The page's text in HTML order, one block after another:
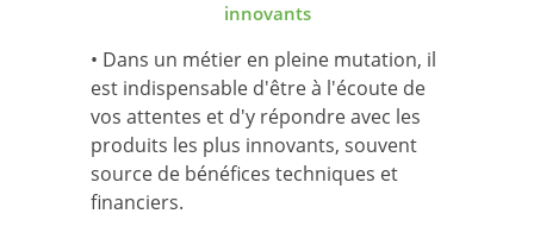
innovants
• Dans un métier en pleine mutation, il
est indispensable d'être à l'écoute de
vos attentes et d'y répondre avec les
produits les plus innovants, souvent
source de bénéfices techniques et
financiers.